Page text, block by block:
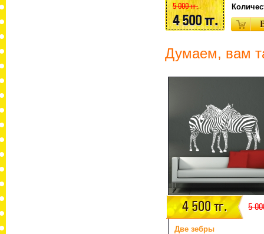
5 000 тг.
4 500 тг.
Думаем, вам
4 500 тг. 5
Две зебры